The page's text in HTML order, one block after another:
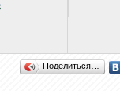
Поделиться…